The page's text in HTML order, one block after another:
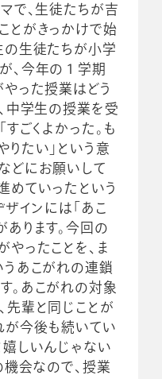
で、生徒たちが吉
とがきっかけで始
の生徒たちが小学
、今年の１学期
やった授業はどう
中学生の授業を受
すごくよかった。も
りたい」という意
どにお願いして
めていったという
インには「あこ
ります。今回の
ったことを、ま
うあこがれの連鎖
。あこがれの対象
先輩と同じことが
が今後も続いてい
嬉しいんじゃない
機会なので、授業